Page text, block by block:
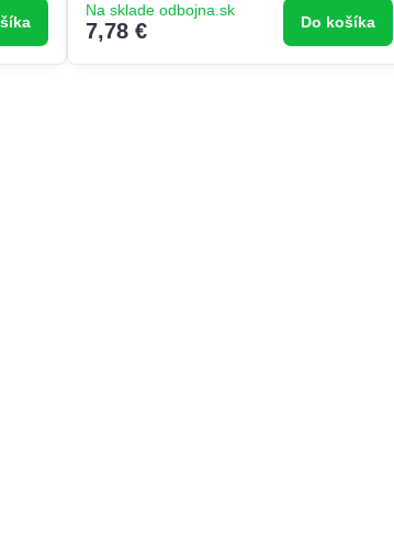
Na sklade odbojna.sk
7,78 € Do košíka